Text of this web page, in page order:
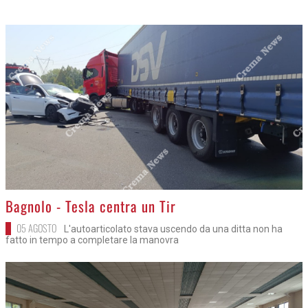
>
Bagnolo - Tesla centra un Tir
05 AGOSTO
L'autoarticolato stava uscendo da una ditta non ha
fatto in tempo a completare la manovra